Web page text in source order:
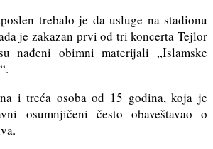
trebalo je da usluge na stadionu
je zakazan prvi od tri koncerta Tejlor
nađeni obimni materijali „Islamske
i treća osoba od 15 godina, koja je
osumnjičeni često obaveštavao o